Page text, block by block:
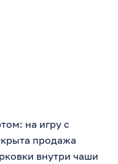
на игру с
продажа
внутри чаши